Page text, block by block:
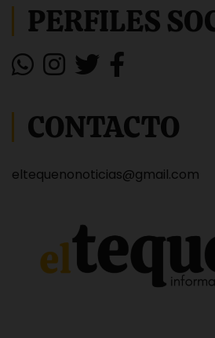
PERFILES
CONTACTO
eltequenonoticias@gmail.com